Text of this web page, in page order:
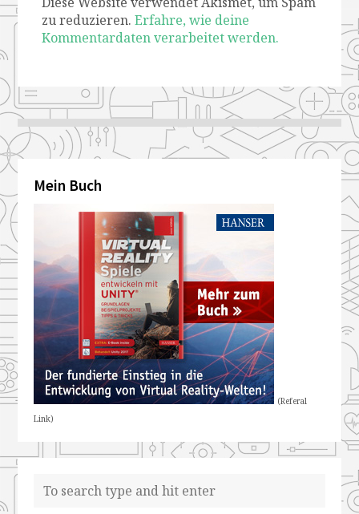
zu reduzieren.Erfahre, wie deine
Kommentardaten verarbeitet werden.
Mein Buch
(Referal
Link)